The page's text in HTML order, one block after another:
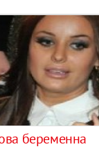
беременна